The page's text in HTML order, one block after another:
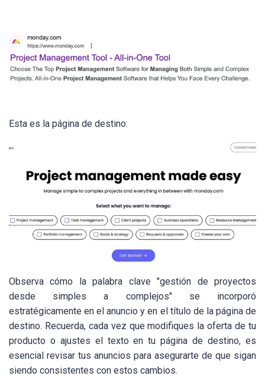
Esta es la página de destino:
Observa cómo la palabra clave "gestión de proyectos
desde simples a complejos" se incorporó
estratégicamente en el anuncio y en el título de la página de
destino. Recuerda, cada vez que modifiques la oferta de tu
producto o ajustes el texto en tu página de destino, es
esencial revisar tus anuncios para asegurarte de que sigan
siendo consistentes con estos cambios.